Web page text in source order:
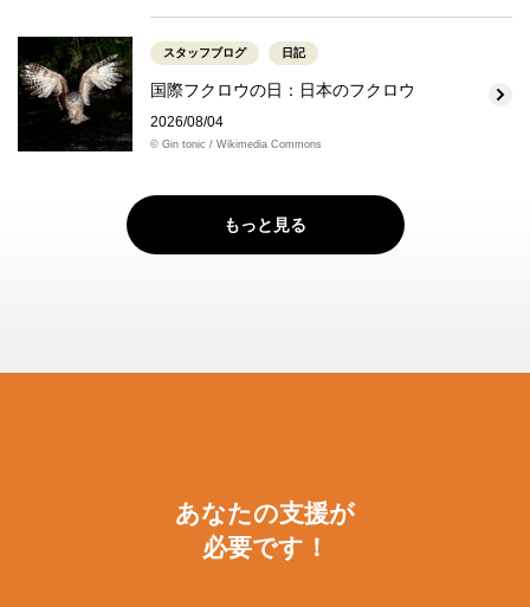
スタッフブログ 日記
国際フクロウの日：日本のフクロウ
2026/08/04
© Gin tonic / Wikimedia Commons
もっと見る
あなたの支援が
必要です！